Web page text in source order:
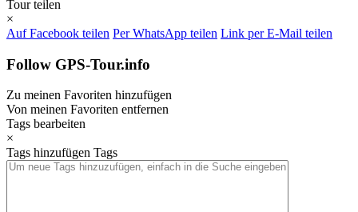
Tour teilen
×
Auf Facebook teilen Per WhatsApp teilen Link per E-Mail teilen
Follow GPS-Tour.info
Zu meinen Favoriten hinzufügen
Von meinen Favoriten entfernen
Tags bearbeiten
×
Tags hinzufügen Tags